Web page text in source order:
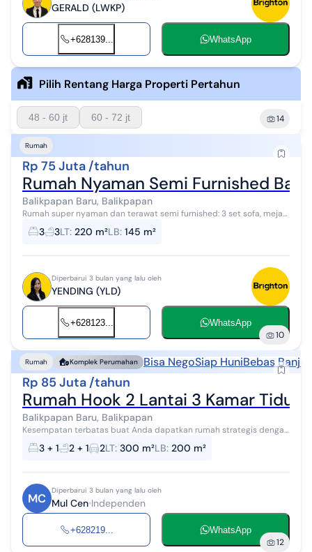
GERALD (LWKP)
+628139... WhatsApp
Pilih Rentang Harga Properti Pertahun
48 - 60 jt 60 - 72 jt 14
Rumah
Rp 75 Juta /tahun
Rumah Nyaman Semi Furnished
Balikpapan Baru, Balikpapan
Rumah super nyaman dan terawat semi furnished: 3 set sofa, meja
makan, single bed, lemari pakaian di r.tidur utama+anak, lemari
sepatu, lemari buk...
3 3LT: 220 m²LB: 145 m²
Diperbarui 3 bulan yang lalu oleh
YENDING (YLD)
+628123... WhatsApp
10
Rumah Komplek Perumahan Bisa NegoSiap HuniBebas Banjir
Rp 85 Juta /tahun
Rumah Hook 2 Lantai 3 Kamar Tidur
Balikpapan Baru, Balikpapan
Kesempatan terbatas buat Anda dapatkan rumah strategis dengan
return investasi tinggi di Balikpapan Baru, Balikpapan. Rumah ini
menawarkan kelengk...
3 + 1 2 + 1 2LT: 300 m²LB: 200 m²
MC
Diperbarui 3 bulan yang lalu oleh
Mul Cen Independen
+628219... WhatsApp
12